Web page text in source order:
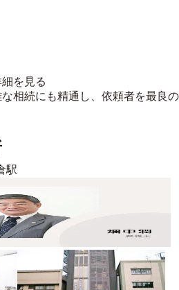
を見る
相続にも精通し、依頼者を最良の
駅